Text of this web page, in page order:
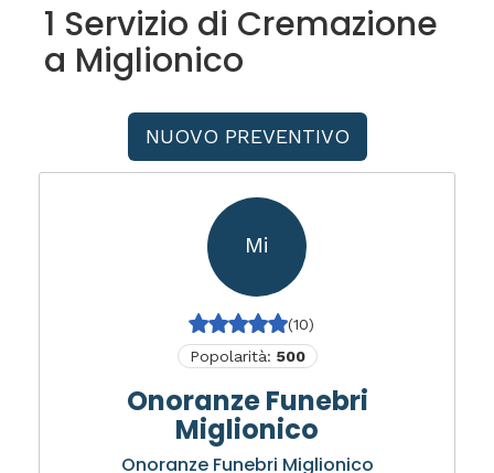
1 Servizio di Cremazione
a Miglionico
NUOVO PREVENTIVO
Mi
(10)
Popolarità: 500
Onoranze Funebri
Miglionico
Onoranze Funebri Miglionico